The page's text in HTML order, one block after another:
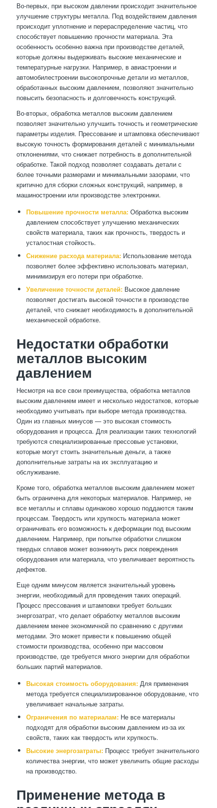
Во-первых, при высоком давлении происходит значительное
улучшение структуры металла. Под воздействием давления
происходит уплотнение и перераспределение частиц, что
способствует повышению прочности материала. Эта
особенность особенно важна при производстве деталей,
которые должны выдерживать высокие механические и
температурные нагрузки. Например, в авиастроении и
автомобилестроении высокопрочные детали из металлов,
обработанных высоким давлением, позволяют значительно
повысить безопасность и долговечность конструкций.
Во-вторых, обработка металлов высоким давлением
позволяет значительно улучшить точность и геометрические
параметры изделия. Прессование и штамповка обеспечивают
высокую точность формирования деталей с минимальными
отклонениями, что снижает потребность в дополнительной
обработке. Такой подход позволяет создавать детали с
более точными размерами и минимальными зазорами, что
критично для сборки сложных конструкций, например, в
машиностроении или производстве электроники.
Повышение прочности металла:Обработка высоким
давлением способствует улучшению механических
свойств материала, таких как прочность, твердость и
усталостная стойкость.
Снижение расхода материала:Использование метода
позволяет более эффективно использовать материал,
минимизируя его потери при обработке.
Увеличение точности деталей:Высокое давление
позволяет достигать высокой точности в производстве
деталей, что снижает необходимость в дополнительной
механической обработке.
Недостатки обработки
металлов высоким
давлением
Несмотря на все свои преимущества, обработка металлов
высоким давлением имеет и несколько недостатков, которые
необходимо учитывать при выборе метода производства.
Один из главных минусов — это высокая стоимость
оборудования и процесса. Для реализации таких технологий
требуются специализированные прессовые установки,
которые могут стоить значительные деньги, а также
дополнительные затраты на их эксплуатацию и
обслуживание.
Кроме того, обработка металлов высоким давлением может
быть ограничена для некоторых материалов. Например, не
все металлы и сплавы одинаково хорошо поддаются таким
процессам. Твердость или хрупкость материала может
ограничивать его возможность к деформации под высоким
давлением. Например, при попытке обработки слишком
твердых сплавов может возникнуть риск повреждения
оборудования или материала, что увеличивает вероятность
дефектов.
Еще одним минусом является значительный уровень
энергии, необходимый для проведения таких операций.
Процесс прессования и штамповки требует больших
энергозатрат, что делает обработку металлов высоким
давлением менее экономичной по сравнению с другими
методами. Это может привести к повышению общей
стоимости производства, особенно при массовом
производстве, где требуется много энергии для обработки
больших партий материалов.
Высокая стоимость оборудования:Для применения
метода требуется специализированное оборудование, что
увеличивает начальные затраты.
Ограничения по материалам:Не все материалы
подходят для обработки высоким давлением из-за их
свойств, таких как твердость или хрупкость.
Высокие энергозатраты:Процесс требует значительного
количества энергии, что может увеличить общие расходы
на производство.
Применение метода в